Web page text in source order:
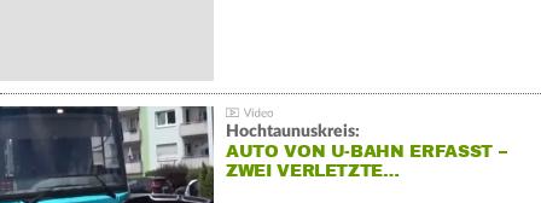
Hochtaunuskreis:
AUTO VON U-BAHN ERFASST –
ZWEI VERLETZTE…